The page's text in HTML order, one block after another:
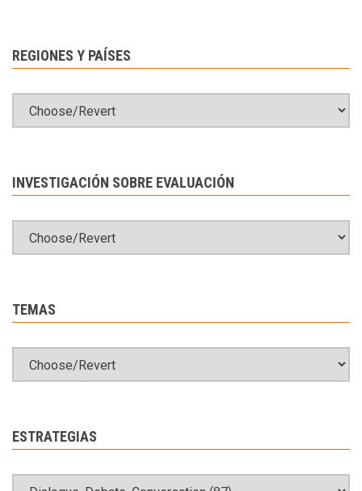
REGIONES Y PAÍSES
INVESTIGACIÓN SOBRE EVALUACIÓN
TEMAS
ESTRATEGIAS